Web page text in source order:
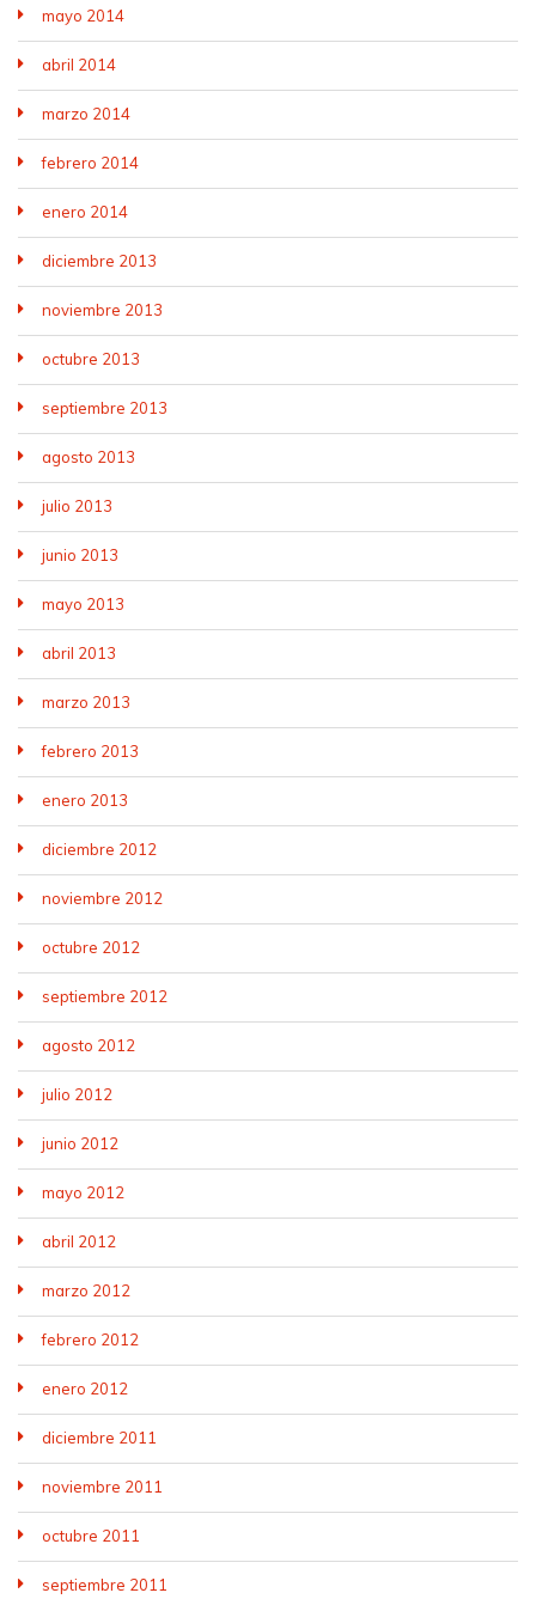
mayo 2014
abril 2014
marzo 2014
febrero 2014
enero 2014
diciembre 2013
noviembre 2013
octubre 2013
septiembre 2013
agosto 2013
julio 2013
junio 2013
mayo 2013
abril 2013
marzo 2013
febrero 2013
enero 2013
diciembre 2012
noviembre 2012
octubre 2012
septiembre 2012
agosto 2012
julio 2012
junio 2012
mayo 2012
abril 2012
marzo 2012
febrero 2012
enero 2012
diciembre 2011
noviembre 2011
octubre 2011
septiembre 2011